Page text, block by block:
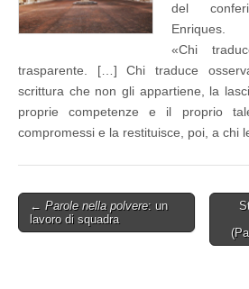
del
Enriques.
«Chi
trasparente. […] Chi traduce
scrittura che non gli appartiene, la
proprie competenze e il proprio
compromessi e la restituisce, poi, a chi
Post
navigation
← Parole nella polvere: un
lavoro di squadra